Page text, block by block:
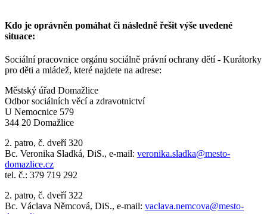
Kdo je oprávněn pomáhat či následně řešit výše uvedené
situace:
Sociální pracovnice orgánu sociálně právní ochrany dětí - Kurátorky
pro děti a mládež, které najdete na adrese:
Městský úřad Domažlice
Odbor sociálních věcí a zdravotnictví
U Nemocnice 579
344 20 Domažlice
2. patro, č. dveří 320
Bc. Veronika Sladká, DiS., e-mail: veronika.sladka@mesto-
domazlice.cz
tel. č.: 379 719 292
2. patro, č. dveří 322
Bc. Václava Němcová, DiS., e-mail: vaclava.nemcova@mesto-